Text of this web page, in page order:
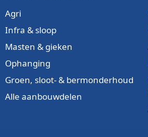
Agri
Infra & sloop
Masten & gieken
Ophanging
Groen, sloot- & bermonderhoud
Alle aanbouwdelen